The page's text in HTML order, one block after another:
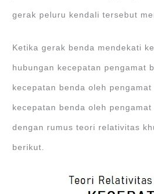
gerak peluru kendali tersebut
Ketika gerak benda mendekati
hubungan kecepatan pengamat
kecepatan benda oleh
kecepatan benda oleh
dengan rumus teori relativitas
berikut.